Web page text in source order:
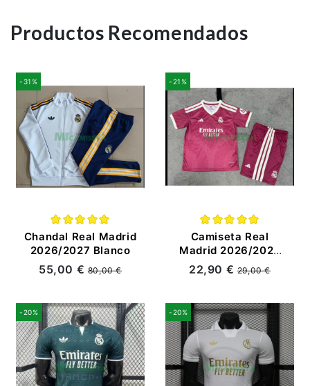
Productos Recomendados
-31%
Chandal Real Madrid
2026/2027 Blanco
55,00 €80,00 €
-21%
Camiseta Real
Madrid 2026/2027
Rojo Niño Kit con
Parche HP
22,90 €29,00 €
-20% -20%